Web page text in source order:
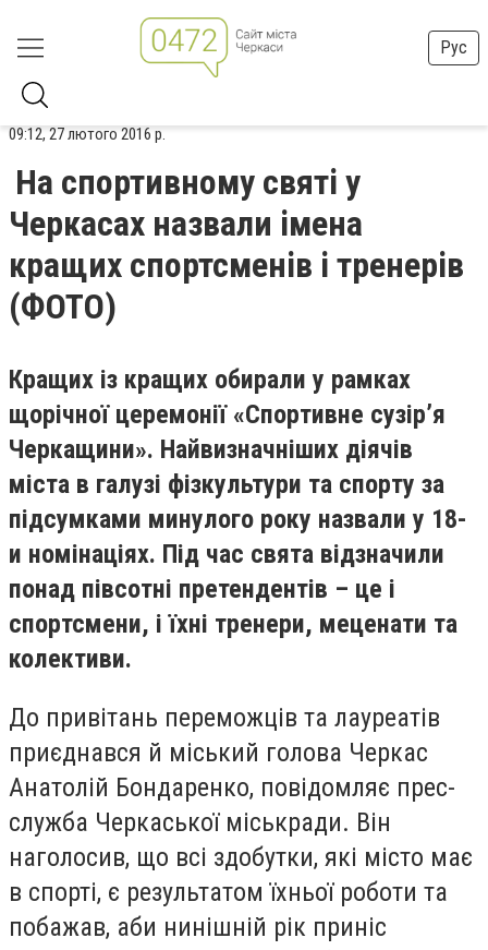
Рус
09:12, 27 лютого 2016 р.
На спортивному святі у
Черкасах назвали імена
кращих спортсменів і тренерів
(ФОТО)
Кращих із кращих обирали у рамках
щорічної церемонії «Спортивне сузір’я
Черкащини». Найвизначніших діячів
міста в галузі фізкультури та спорту за
підсумками минулого року назвали у 18-
и номінаціях. Під час свята відзначили
понад півсотні претендентів – це і
спортсмени, і їхні тренери, меценати та
колективи.
До привітань переможців та лауреатів
приєднався й міський голова Черкас
Анатолій Бондаренко, повідомляє прес-
служба Черкаської міськради. Він
наголосив, що всі здобутки, які місто має
в спорті, є результатом їхньої роботи та
побажав, аби нинішній рік приніс